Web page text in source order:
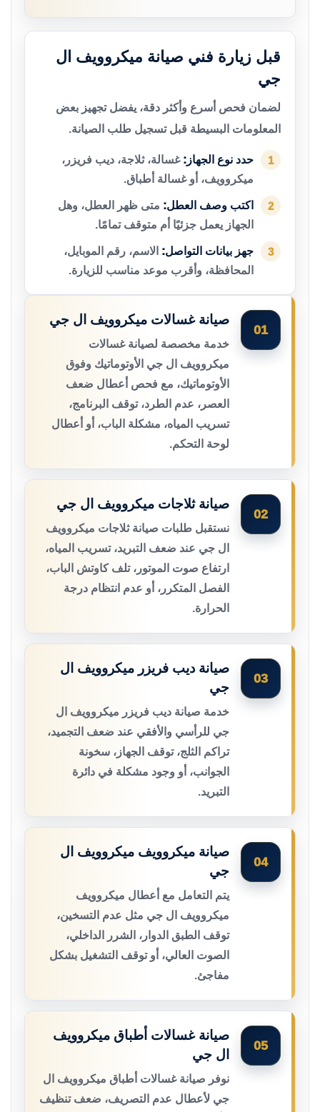
قبل زيارة فني صيانة ميكروويف ال
جي
لضمان فحص أسرع وأكثر دقة، يفضل تجهيز بعض
المعلومات البسيطة قبل تسجيل طلب الصيانة.
1 حدد نوع الجهاز: غسالة، ثلاجة، ديب فريزر،
ميكروويف، أو غسالة أطباق.
2 اكتب وصف العطل: متى ظهر العطل، وهل
الجهاز يعمل جزئيًا أم متوقف تمامًا.
3 جهز بيانات التواصل: الاسم، رقم الموبايل،
المحافظة، وأقرب موعد مناسب للزيارة.
01
صيانة غسالات ميكروويف ال جي
خدمة مخصصة لصيانة غسالات
ميكروويف ال جي الأوتوماتيك وفوق
الأوتوماتيك، مع فحص أعطال ضعف
العصر، عدم الطرد، توقف البرنامج،
تسريب المياه، مشكلة الباب، أو أعطال
لوحة التحكم.
02
صيانة ثلاجات ميكروويف ال جي
نستقبل طلبات صيانة ثلاجات ميكروويف
ال جي عند ضعف التبريد، تسريب المياه،
ارتفاع صوت الموتور، تلف كاوتش الباب،
الفصل المتكرر، أو عدم انتظام درجة
الحرارة.
03
صيانة ديب فريزر ميكروويف ال
جي
خدمة صيانة ديب فريزر ميكروويف ال
جي للرأسي والأفقي عند ضعف التجميد،
تراكم الثلج، توقف الجهاز، سخونة
الجوانب، أو وجود مشكلة في دائرة
التبريد.
04
صيانة ميكروويف ميكروويف ال
جي
يتم التعامل مع أعطال ميكروويف
ميكروويف ال جي مثل عدم التسخين،
توقف الطبق الدوار، الشرر الداخلي،
الصوت العالي، أو توقف التشغيل بشكل
مفاجئ.
05
صيانة غسالات أطباق ميكروويف
ال جي
نوفر صيانة غسالات أطباق ميكروويف ال
جي لأعطال عدم التصريف، ضعف تنظيف